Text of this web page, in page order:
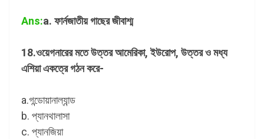
Ans:a. ফার্নজাতীয় গাছের জীবাশ্ম
18.ওয়েগনারের মতে উত্তর আমেরিকা, ইউরোপ, উত্তর ও মধ্য
এশিয়া একত্রে গঠন করে-
a.গন্ডোয়ানাল্যান্ড
b. প্যানথালাসা
c. প্যানজিয়া